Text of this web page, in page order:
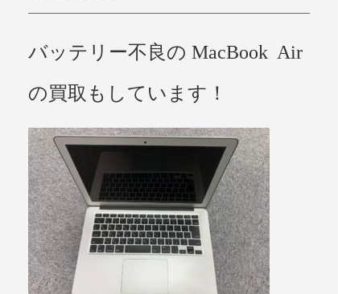
バッテリー不良の MacBook Air
の買取もしています！